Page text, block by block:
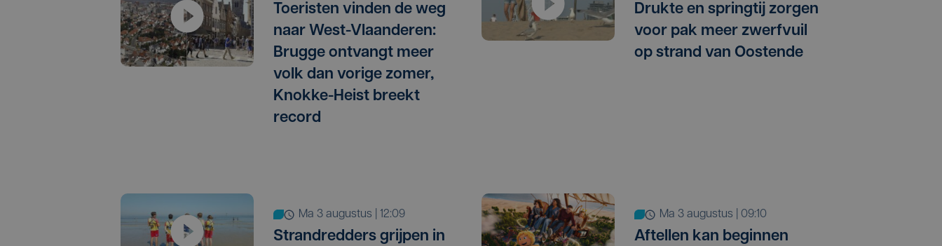
Toeristen vinden de weg
naar West-Vlaanderen:
Brugge ontvangt meer
volk dan vorige zomer,
Knokke-Heist breekt
record
Drukte en springtij zorgen
voor pak meer zwerfvuil
op strand van Oostende
ma 3 augustus | 12:09
Strandredders grijpen in
ma 3 augustus | 09:10
Aftellen kan beginnen